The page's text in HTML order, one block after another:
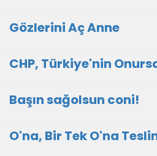
Gözlerini Aç Anne
CHP, Türkiye'nin
Başın sağolsun coni!
O'na, Bir Tek O'na